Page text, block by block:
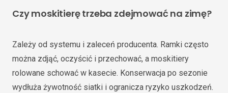
Czy moskitierę trzeba zdejmować na zimę?
Zależy od systemu i zaleceń producenta. Ramki często
można zdjąć, oczyścić i przechować, a moskitiery
rolowane schować w kasecie. Konserwacja po sezonie
wydłuża żywotność siatki i ogranicza ryzyko uszkodzeń.